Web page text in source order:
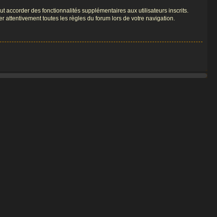
accorder des fonctionnalités supplémentaires aux utilisateurs inscrits.
attentivement toutes les règles du forum lors de votre navigation.